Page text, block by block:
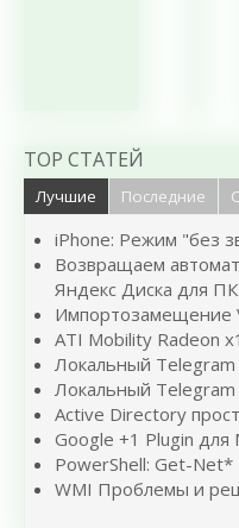
TOP СТАТЕЙ
Лучшие Последние
iPhone: Режим "без
Возвращаем
Яндекс Диска для ПК
Импортозамещение
ATI Mobility Radeon
Локальный
Локальный
Active Directory
Google +1 Plugin для
PowerShell: Get-
WMI Проблемы и